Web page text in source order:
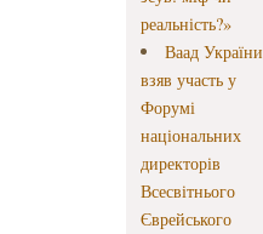
реальність?»
Ваад України
взяв участь у
Форумі
національних
директорів
Всесвітнього
Єврейського